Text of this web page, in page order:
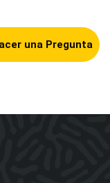
una Pregunta